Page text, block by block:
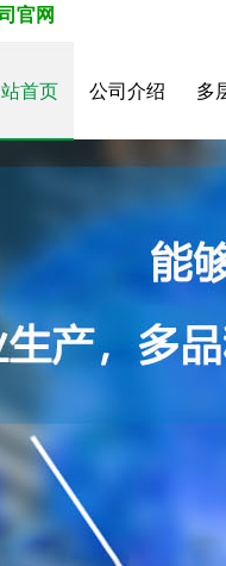
首页 公司介绍 多
官网